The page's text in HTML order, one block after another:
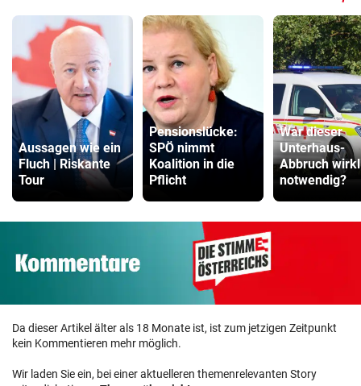
Aussagen wie ein
Fluch | Riskante
Tour
Pensionslücke:
SPÖ nimmt
Koalition in die
Pflicht
War dieser
Unterhaus-
Abbruch
notwendig?
Da dieser Artikel älter als 18 Monate ist, ist zum jetzigen Zeitpunkt
kein Kommentieren mehr möglich.
Wir laden Sie ein, bei einer aktuelleren themenrelevanten Story